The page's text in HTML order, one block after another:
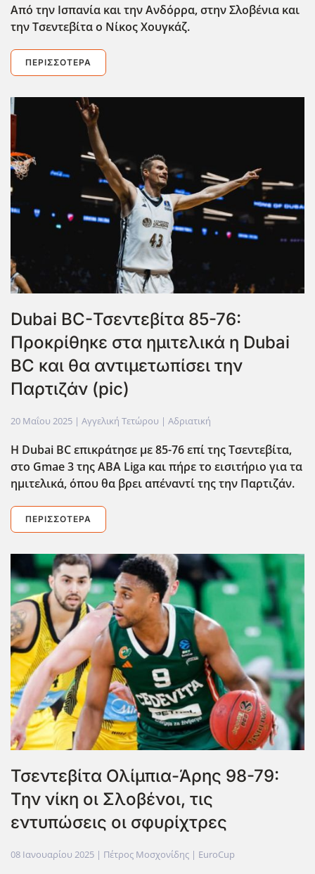
Από την Ισπανία και την Ανδόρρα, στην Σλοβένια και
την Τσεντεβίτα ο Νίκος Χουγκάζ.
ΠΕΡΙΣΣΌΤΕΡΑ
Dubai BC-Τσεντεβίτα 85-76:
Προκρίθηκε στα ημιτελικά η Dubai
BC και θα αντιμετωπίσει την
Παρτιζάν (pic)
20 Μαΐου 2025 | Αγγελική Τετώρου | Αδριατική
Η Dubai BC επικράτησε με 85-76 επί της Τσεντεβίτα,
στο Gmae 3 της ΑΒΑ Liga και πήρε το εισιτήριο για τα
ημιτελικά, όπου θα βρει απέναντί της την Παρτιζάν.
ΠΕΡΙΣΣΌΤΕΡΑ
Τσεντεβίτα Ολίμπια-Άρης 98-79:
Την νίκη οι Σλοβένοι, τις
εντυπώσεις οι σφυρίχτρες
08 Ιανουαρίου 2025 | Πέτρος Μοσχονίδης | EuroCup